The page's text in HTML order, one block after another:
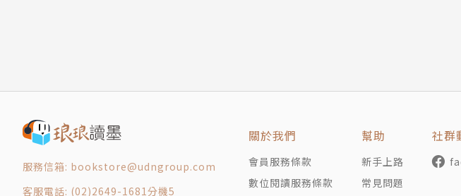
服務信箱: bookstore@udngroup.com
客服電話: (02)2649-1681分機5
關於我們
會員服務條款
數位閱讀服務條款
幫助
新手上路
常見問題
社群